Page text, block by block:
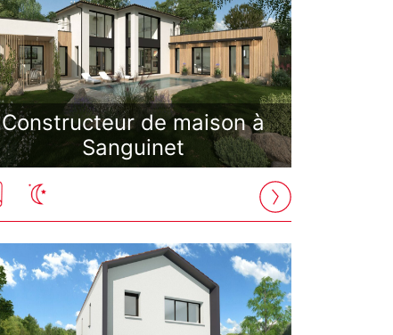
Constructeur de maison à
Sanguinet